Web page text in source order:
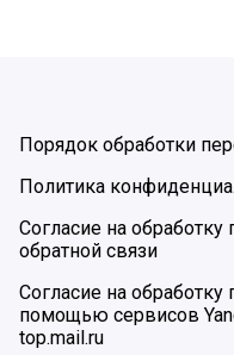
Порядок обработки
Политика
Согласие на
обратной связи
Согласие на
помощью сервисов
top.mail.ru